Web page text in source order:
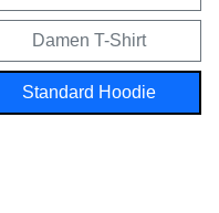
Damen T-Shirt
Standard Hoodie